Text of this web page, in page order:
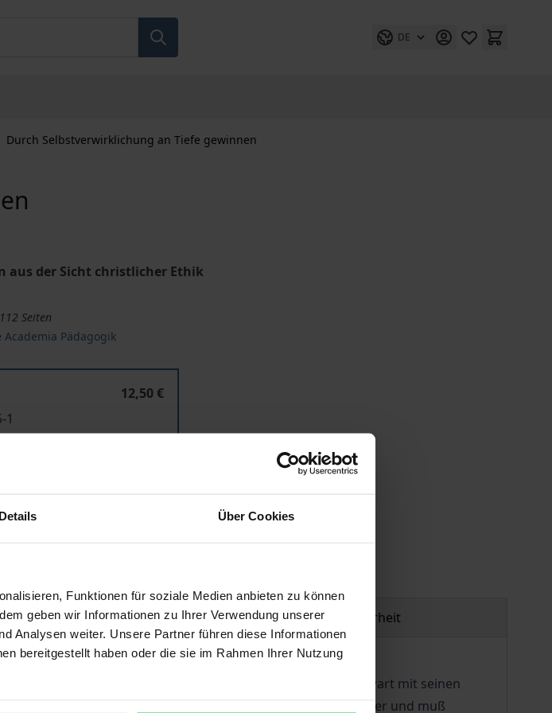
Details Über Cookies
Funktionen für soziale Medien anbieten zu können
geben wir Informationen zu Ihrer Verwendung unserer
Analysen weiter. Unsere Partner führen diese Informationen
bereitgestellt haben oder die sie im Rahmen Ihrer Nutzung
DE
Durch Selbstverwirklichung an Tiefe gewinnen
aus der Sicht christlicher Ethik
Seiten
Academia Pädagogik
12,50 €
1
Angaben Produktsicherheit
Möglichkeit betrachtet, das Leben in der Gegenwart mit seinen
zu bewältigen. Die Erziehung hat wegweisenden Charakter und muß